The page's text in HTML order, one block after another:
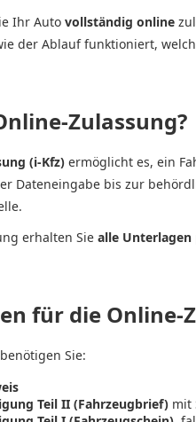
Ihr Auto vollständig online
der Ablauf funktioniert,
Zulassung?
(i-Kfz) ermöglicht es, ein
Dateneingabe bis zur
erhalten Sie alle Unterlagen
für die Online-
Sie:
Teil II (Fahrzeugbrief) mit